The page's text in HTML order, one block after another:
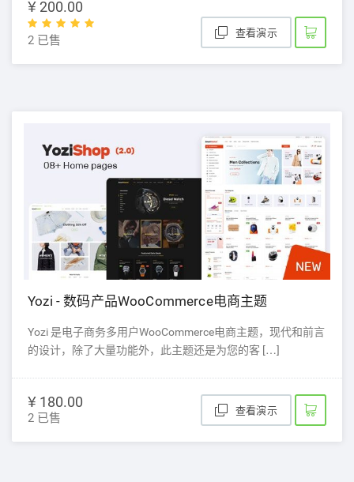
¥ 200.00
2 已售
查看演示
Yozi - 数码产品WooCommerce电商主题
Yozi 是电子商务多用户WooCommerce电商主题，现代和前言
的设计，除了大量功能外，此主题还是为您的客 […]
¥ 180.00
2 已售
查看演示